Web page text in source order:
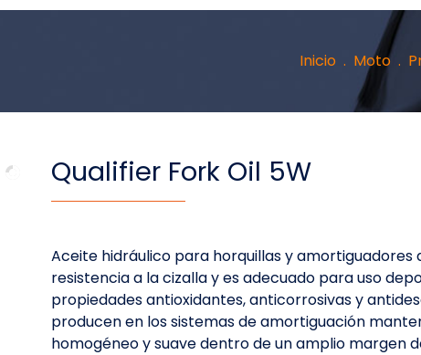
Inicio Moto
Qualifier Fork Oil 5W
Aceite hidráulico para horquillas y
resistencia a la cizalla y es adecuado para uso
propiedades antioxidantes, anticorrosivas y
producen en los sistemas de amortiguación
homogéneo y suave dentro de un amplio margen